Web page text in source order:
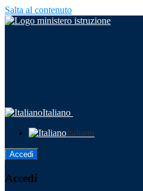
Salta al contenuto
Italiano
Italiano
Accedi
Accedi